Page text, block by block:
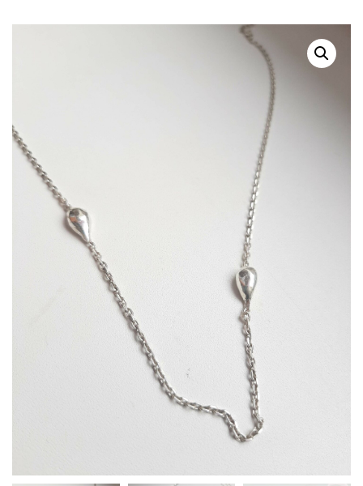
Jewelry